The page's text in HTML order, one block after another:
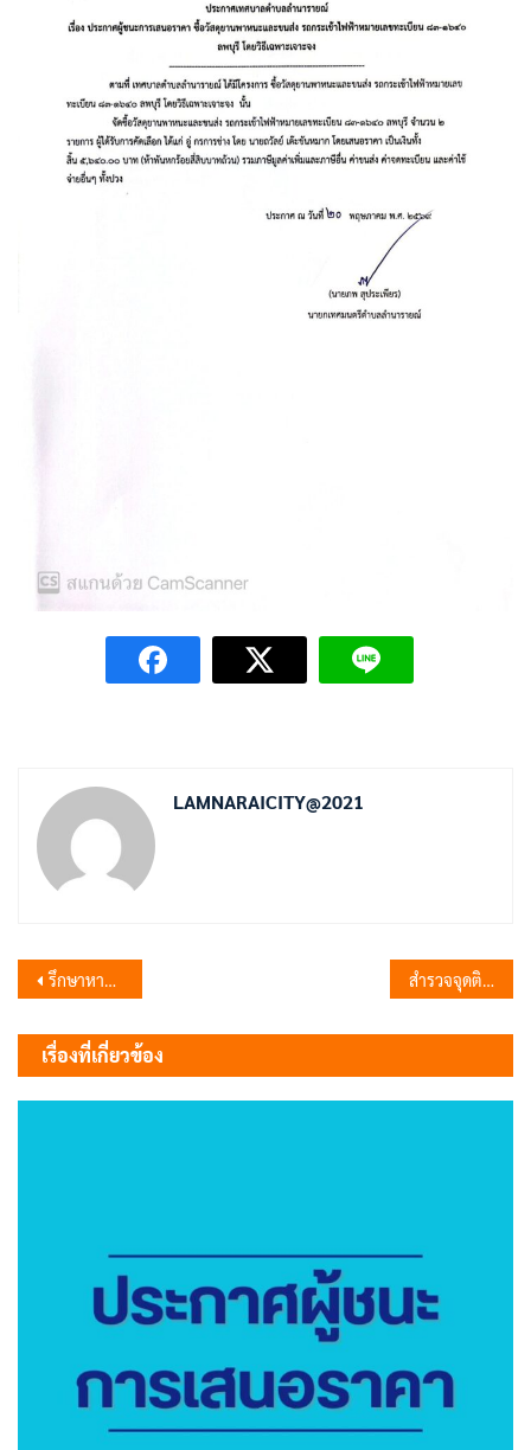
LAMNARAICITY@2021
แนะแนว
เรื่อง
รึกษาหารือเพื่อหาสถานที่ที่มีความเหมาะสมในการจัดการเรียนการสอนของศูนย์ส่งเสริมการเรียนรู้ระดับอำเภอชัยบาดาล สำรวจจุดติดตั้งกล้องวงจรปิด (CCTV) บริเวณ หมู่ 8 ตำบลลำนารายณ์
เรื่องที่เกี่ยวข้อง